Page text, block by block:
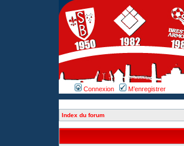
Connexion M’enregistrer
Index du forum